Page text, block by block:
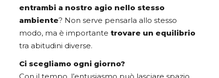
entrambi a nostro agio nello stesso
ambiente? Non serve pensarla allo stesso
modo, ma è importante trovare un equilibrio
tra abitudini diverse.
Ci scegliamo ogni giorno?